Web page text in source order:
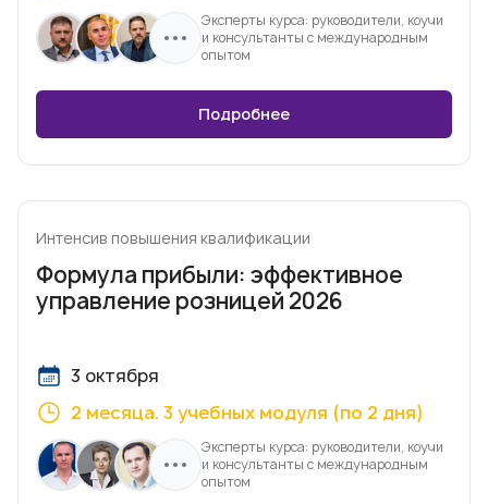
Эксперты курса: руководители, коучи
и консультанты с международным
опытом
Подробнее
Интенсив повышения квалификации
Формула прибыли: эффективное
управление розницей 2026
3 октября
2 месяца. 3 учебных модуля (по 2 дня)
Эксперты курса: руководители, коучи
и консультанты с международным
опытом